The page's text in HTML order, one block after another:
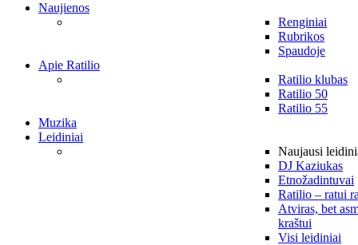
Naujienos
Renginiai
Rubrikos
Spaudoje
Apie Ratilio
Ratilio klubas
Ratilio 50
Ratilio 55
Muzika
Leidiniai
Naujausi
DJ Kaziukas
Etnožadintuvai
Ratilio – ratui
Atviras, bet
kraštui
Visi leidiniai